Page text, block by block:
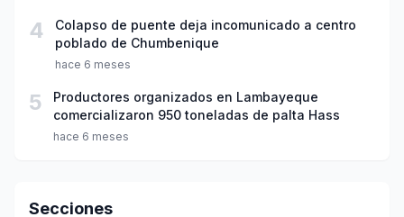
4
Colapso de puente deja incomunicado a centro
poblado de Chumbenique
hace 6 meses
5
Productores organizados en Lambayeque
comercializaron 950 toneladas de palta Hass
hace 6 meses
Secciones